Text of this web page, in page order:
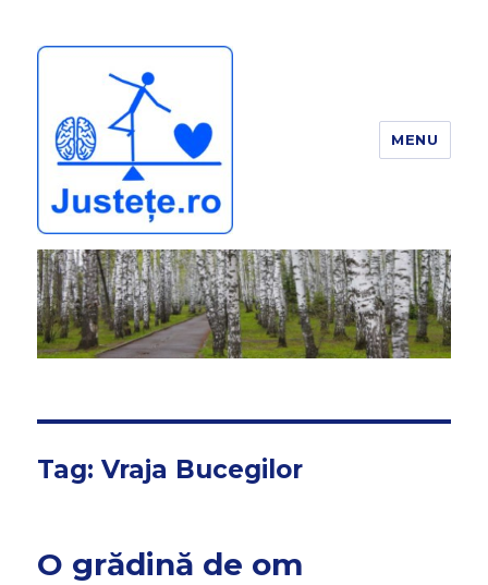
JUSTEȚE
MENU
Tag:Vraja Bucegilor
O grădină de om